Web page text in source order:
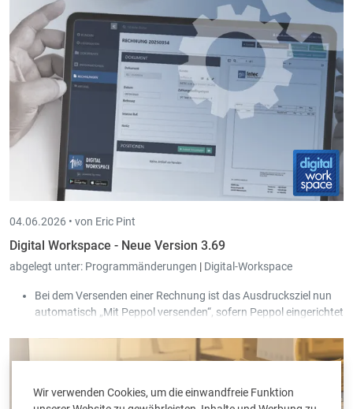
Wir verwenden Cookies, um die einwandfreie Funktion
04.06.2026 • von Eric Pint
Digital Workspace - Neue Version 3.69
abgelegt unter: Programmänderungen | Digital-Workspace
Bei dem Versenden einer Rechnung ist das Ausdrucksziel nun
automatisch „Mit Peppol versenden“, sofern Peppol eingerichtet